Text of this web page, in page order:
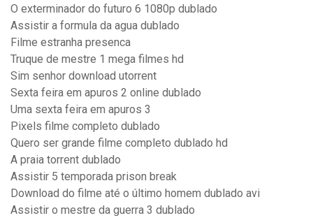
O exterminador do futuro 6 1080p dublado
Assistir a formula da agua dublado
Filme estranha presenca
Truque de mestre 1 mega filmes hd
Sim senhor download utorrent
Sexta feira em apuros 2 online dublado
Uma sexta feira em apuros 3
Pixels filme completo dublado
Quero ser grande filme completo dublado hd
A praia torrent dublado
Assistir 5 temporada prison break
Download do filme até o último homem dublado avi
Assistir o mestre da guerra 3 dublado